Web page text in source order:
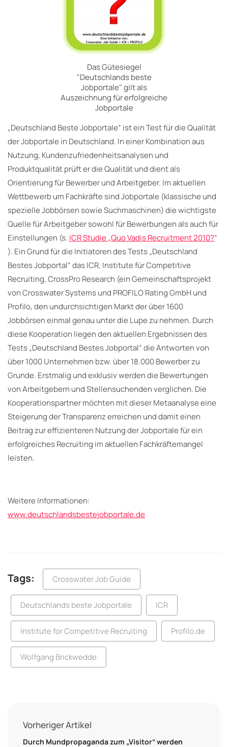
Das Gütesiegel
"Deutschlands beste
Jobportale" gilt als
Auszeichnung für erfolgreiche
Jobportale
„Deutschland Beste Jobportale“ ist ein Test für die Qualität
der Jobportale in Deutschland. In einer Kombination aus
Nutzung, Kundenzufriedenheitsanalysen und
Produktqualität prüft er die Qualität und dient als
Orientierung für Bewerber und Arbeitgeber. Im aktuellen
Wettbewerb um Fachkräfte sind Jobportale (klassische und
spezielle Jobbörsen sowie Suchmaschinen) die wichtigste
Quelle für Arbeitgeber sowohl für Bewerbungen als auch für
Einstellungen (s. ICR Studie „Quo Vadis Recruitment 2010?“
). Ein Grund für die Initiatoren des Tests „Deutschland
Bestes Jobportal“ das ICR, Institute für Competitive
Recruiting, CrossPro Research (ein Gemeinschaftsprojekt
von Crosswater Systems und PROFILO Rating GmbH und
Profilo, den undurchsichtigen Markt der über 1600
Jobbörsen einmal genau unter die Lupe zu nehmen. Durch
diese Kooperation liegen den aktuellen Ergebnissen des
Tests „Deutschland Bestes Jobportal“ die Antworten von
über 1000 Unternehmen bzw. über 18.000 Bewerber zu
Grunde. Erstmalig und exklusiv werden die Bewertungen
von Arbeitgebern und Stellensuchenden verglichen. Die
Kooperationspartner möchten mit dieser Metaanalyse eine
Steigerung der Transparenz erreichen und damit einen
Beitrag zur effizienteren Nutzung der Jobportale für ein
erfolgreiches Recruiting im aktuellen Fachkräftemangel
leisten.
Weitere Informationen:
www.deutschlandsbestejobportale.de
Tags: Crosswater Job Guide
Deutschlands beste Jobportale ICR
Institute for Competitive Recruiting Profilo.de
Wolfgang Brickwedde
Vorheriger Artikel
Durch Mundpropaganda zum „Visitor“ werden